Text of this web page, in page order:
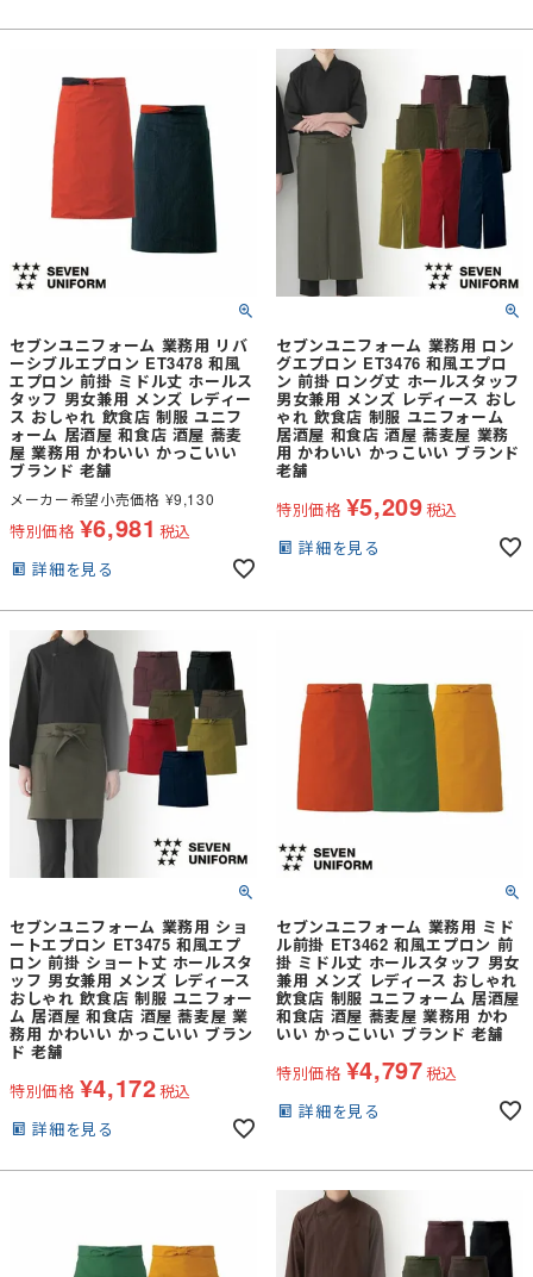
な濃色で、素材の特性から通常の綿
ません。そのため、いつまでもクリー
ンな印象を保つことが出来、ホスピタ
リティのあるユニフォームとして最適
な濃色で、素材の特性から通常の綿
100％デニムと違い、ほぼ色落ちはし
ません。そのため、いつまでもクリー
ンな印象を保つことが出来、ホスピタ
リティのあるユニフォームとして最適
です。
セブンユニフォーム 業務用 リバ
ーシブルエプロン ET3478 和風
エプロン 前掛 ミドル丈 ホールス
タッフ 男女兼用 メンズ レディー
ス おしゃれ 飲食店 制服 ユニフ
ォーム 居酒屋 和食店 酒屋 蕎麦
屋 業務用 かわいい かっこいい
ブランド 老舗
メーカー希望小売価格 ¥9,130
特別価格 ¥6,981 税込
詳細を見る
セブンユニフォーム 業務用 ロン
グエプロン ET3476 和風エプロ
ン 前掛 ロング丈 ホールスタッフ
男女兼用 メンズ レディース おし
ゃれ 飲食店 制服 ユニフォーム
居酒屋 和食店 酒屋 蕎麦屋 業務
用 かわいい かっこいい ブランド
老舗
特別価格 ¥5,209税込
詳細を見る
セブンユニフォーム 業務用 ショ
ートエプロン ET3475 和風エプ
ロン 前掛 ショート丈 ホールスタ
ッフ 男女兼用 メンズ レディース
おしゃれ 飲食店 制服 ユニフォー
ム 居酒屋 和食店 酒屋 蕎麦屋 業
務用 かわいい かっこいい ブラン
ド 老舗
特別価格 ¥4,172税込
詳細を見る
セブンユニフォーム 業務用 ミド
ル前掛 ET3462 和風エプロン 前
掛 ミドル丈 ホールスタッフ 男女
兼用 メンズ レディース おしゃれ
飲食店 制服 ユニフォーム 居酒屋
和食店 酒屋 蕎麦屋 業務用 かわ
いい かっこいい ブランド 老舗
特別価格 ¥4,797税込
詳細を見る